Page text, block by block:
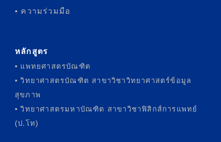
• ความร่วมมือ
หลักสูตร
• แพทยศาสตรบัณฑิต
• วิทยาศาสตรบัณฑิต สาขาวิชาวิทยาศาสตร์ข้อมูล
สุขภาพ
• วิทยาศาสตรมหาบัณฑิต สาขาวิชาฟิสิกส์การแพทย์
(ป.โท)